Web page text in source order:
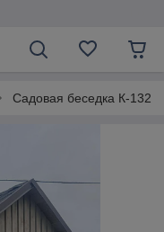
Садовая беседка К-132